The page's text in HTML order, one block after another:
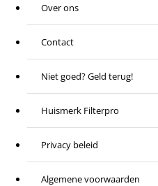
Over ons
Contact
Niet goed? Geld terug!
Huismerk Filterpro
Privacy beleid
Algemene voorwaarden